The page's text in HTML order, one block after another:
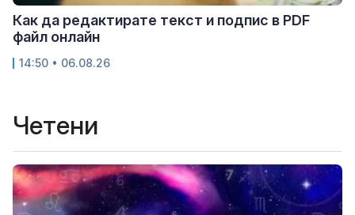
Как да редактирате текст и подпис в PDF
файл онлайн
14:50 • 06.08.26
Четени